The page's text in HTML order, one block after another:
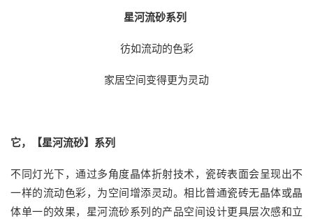
星河流砂系列
彷如流动的色彩
家居空间变得更为灵动
它，【星河流砂】系列
不同灯光下，通过多角度晶体折射技术，瓷砖表面会呈现出不
一样的流动色彩，为空间增添灵动。相比普通瓷砖无晶体或晶
体单一的效果，星河流砂系列的产品空间设计更具层次感和立